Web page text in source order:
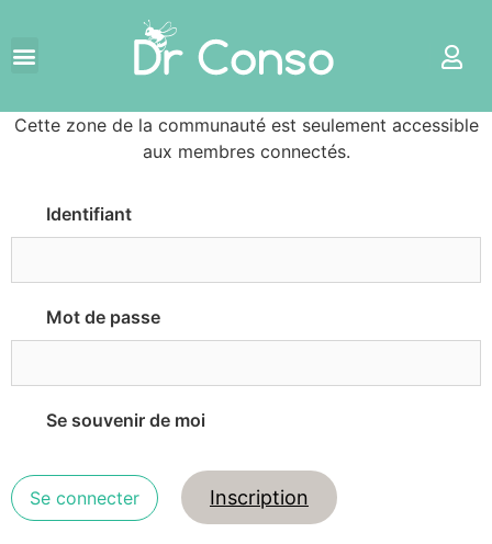
Cette zone de la communauté est seulement accessible
aux membres connectés.
Identifiant
Mot de passe
Se souvenir de moi
Inscription